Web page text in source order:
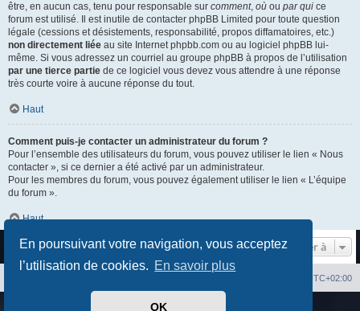
En poursuivant votre navigation, vous acceptez
l’utilisation de cookies. En savoir plus
OK
être, en aucun cas, tenu pour responsable sur comment, où ou par qui ce
forum est utilisé. Il est inutile de contacter phpBB Limited pour toute question
légale (cessions et désistements, responsabilité, propos diffamatoires, etc.)
non directement liée au site Internet phpbb.com ou au logiciel phpBB lui-
même. Si vous adressez un courriel au groupe phpBB à propos de l’utilisation
par une tierce partie de ce logiciel vous devez vous attendre à une réponse
très courte voire à aucune réponse du tout.
Haut
Comment puis-je contacter un administrateur du forum ?
Pour l’ensemble des utilisateurs du forum, vous pouvez utiliser le lien « Nous
contacter », si ce dernier a été activé par un administrateur.
Pour les membres du forum, vous pouvez également utiliser le lien « L’équipe
du forum ».
Haut
Aller à
UTC+02:00
phpBB® Forum Software © phpBB Limited